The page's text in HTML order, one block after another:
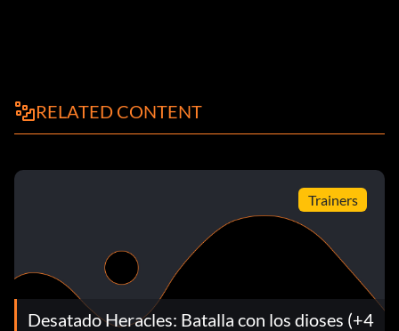
RELATED CONTENT
Trainers
Desatado Heracles: Batalla con los dioses (+4